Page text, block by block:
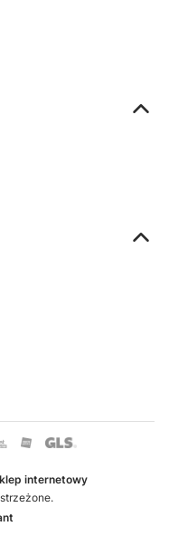
internetowy